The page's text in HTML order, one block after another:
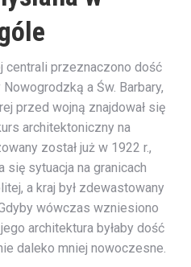
centrali przeznaczono dość
a Św. Barbary,
przed wojną znajdował się
architektoniczny na
został już w 1922 r.,
się sytuacja na granicach
a kraj był zdewastowany
wówczas wzniesiono
architektura byłaby dość
daleko mniej nowoczesne.